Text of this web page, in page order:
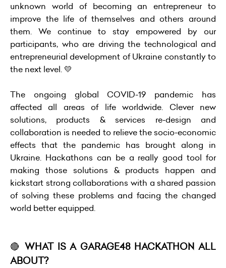
unknown world of becoming an entrepreneur to
improve the life of themselves and others around
them. We continue to stay empowered by our
participants, who are driving the technological and
entrepreneurial development of Ukraine constantly to
the next level. 💛
The ongoing global COVID-19 pandemic has
affected all areas of life worldwide. Clever new
solutions, products & services re-design and
collaboration is needed to relieve the socio-economic
effects that the pandemic has brought along in
Ukraine. Hackathons can be a really good tool for
making those solutions & products happen and
kickstart strong collaborations with a shared passion
of solving these problems and facing the changed
world better equipped.
🔴WHAT IS A GARAGE48 HACKATHON ALL
ABOUT?